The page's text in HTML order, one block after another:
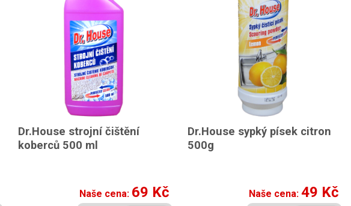
Dr.House strojní čištění
koberců 500 ml
Naše cena: 69 Kč
Dr.House sypký písek citron
500g
Naše cena: 49 Kč